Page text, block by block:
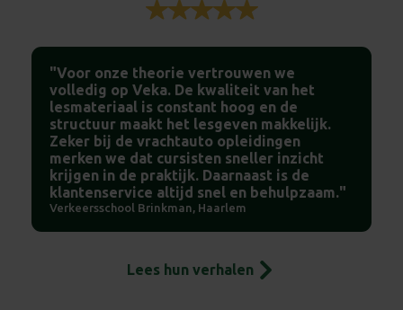
"Voor onze theorie vertrouwen we
volledig op Veka. De kwaliteit van het
lesmateriaal is constant hoog en de
structuur maakt het lesgeven makkelijk.
Zeker bij de vrachtauto opleidingen
merken we dat cursisten sneller inzicht
krijgen in de praktijk. Daarnaast is de
klantenservice altijd snel en behulpzaam."
Verkeersschool Brinkman, Haarlem
Lees hun verhalen